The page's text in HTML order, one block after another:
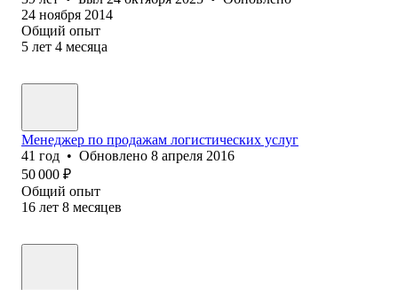
24 ноября 2014
Общий опыт
5 лет 4 месяца
Менеджер по продажам логистических услуг
41 год • Обновлено 8 апреля 2016
50 000 ₽
Общий опыт
16 лет 8 месяцев